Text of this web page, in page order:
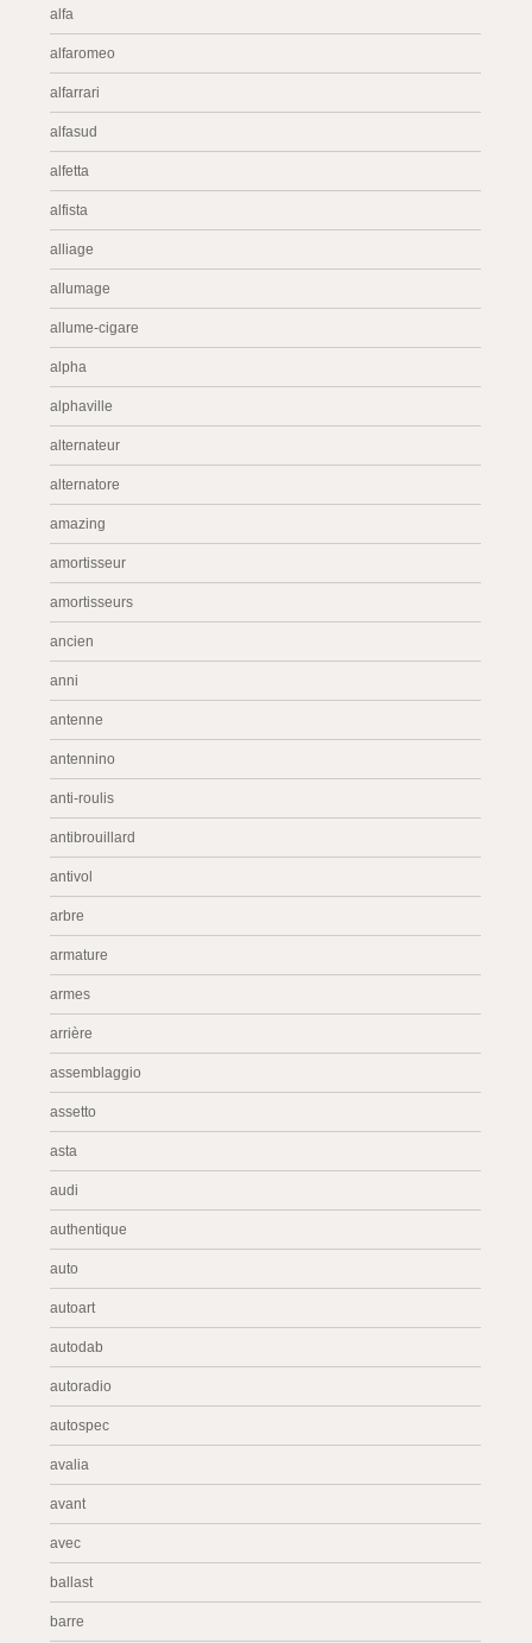
alfa
alfaromeo
alfarrari
alfasud
alfetta
alfista
alliage
allumage
allume-cigare
alpha
alphaville
alternateur
alternatore
amazing
amortisseur
amortisseurs
ancien
anni
antenne
antennino
anti-roulis
antibrouillard
antivol
arbre
armature
armes
arrière
assemblaggio
assetto
asta
audi
authentique
auto
autoart
autodab
autoradio
autospec
avalia
avant
avec
ballast
barre